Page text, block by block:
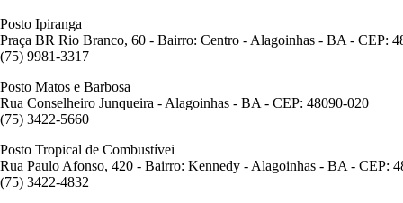
Posto Ipiranga
Praça BR Rio Branco, 60 - Bairro: Centro - Alagoinhas - BA - CEP:
(75) 9981-3317
Posto Matos e Barbosa
Rua Conselheiro Junqueira - Alagoinhas - BA - CEP: 48090-020
(75) 3422-5660
Posto Tropical de Combustívei
Rua Paulo Afonso, 420 - Bairro: Kennedy - Alagoinhas - BA - CEP:
(75) 3422-4832